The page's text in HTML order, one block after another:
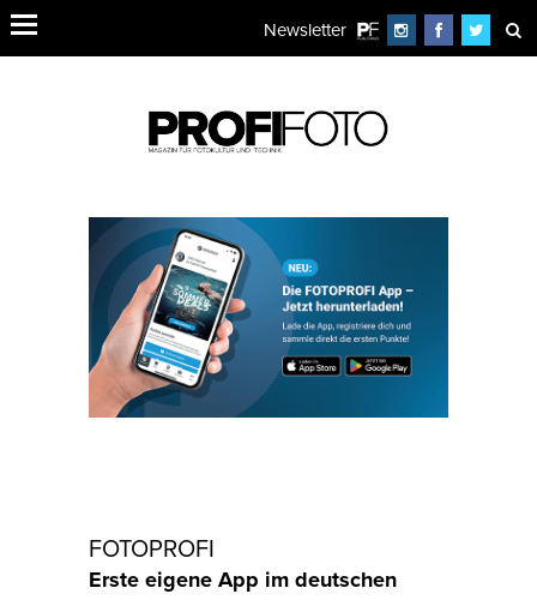
Newsletter
FOTOPROFI
Erste eigene App im deutschen